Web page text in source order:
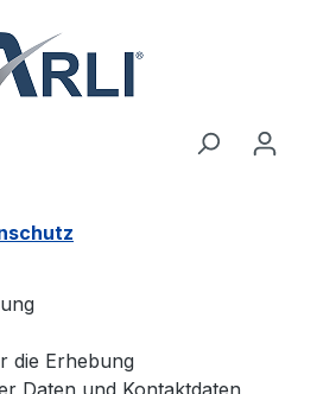
die Erhebung
Daten und Kontaktdaten